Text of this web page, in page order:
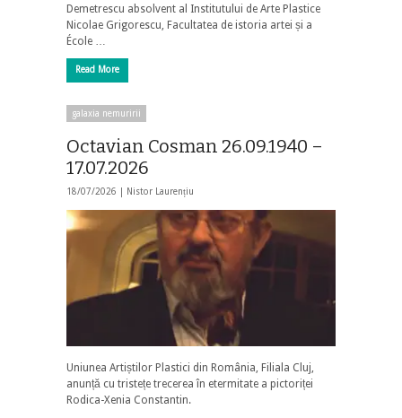
Demetrescu absolvent al Institutului de Arte Plastice
Nicolae Grigorescu, Facultatea de istoria artei și a
École …
Read More
galaxia nemuririi
Octavian Cosman 26.09.1940 –
17.07.2026
18/07/2026 | Nistor Laurențiu
Uniunea Artiștilor Plastici din România, Filiala Cluj,
anunță cu tristețe trecerea în etermitate a pictoriței
Rodica-Xenia Constantin.